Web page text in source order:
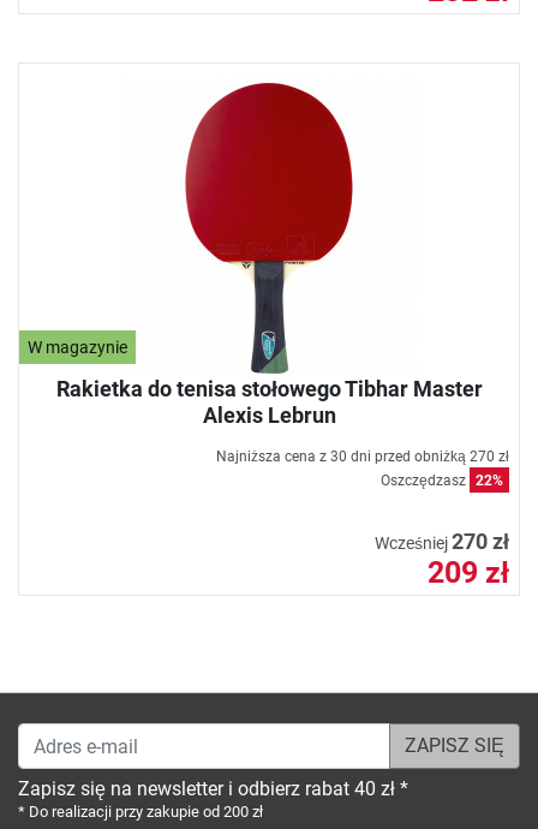
W magazynie
Rakietka do tenisa stołowego Tibhar Master
Alexis Lebrun
Najniższa cena z 30 dni przed obniżką 270 zł
Oszczędzasz 22%
Wcześniej270 zł
209 zł
Adres e-mail
Zapisz się na newsletter i odbierz rabat 40 zł *
* Do realizacji przy zakupie od 200 zł